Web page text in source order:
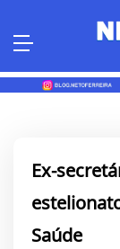
Ex-
Saúde